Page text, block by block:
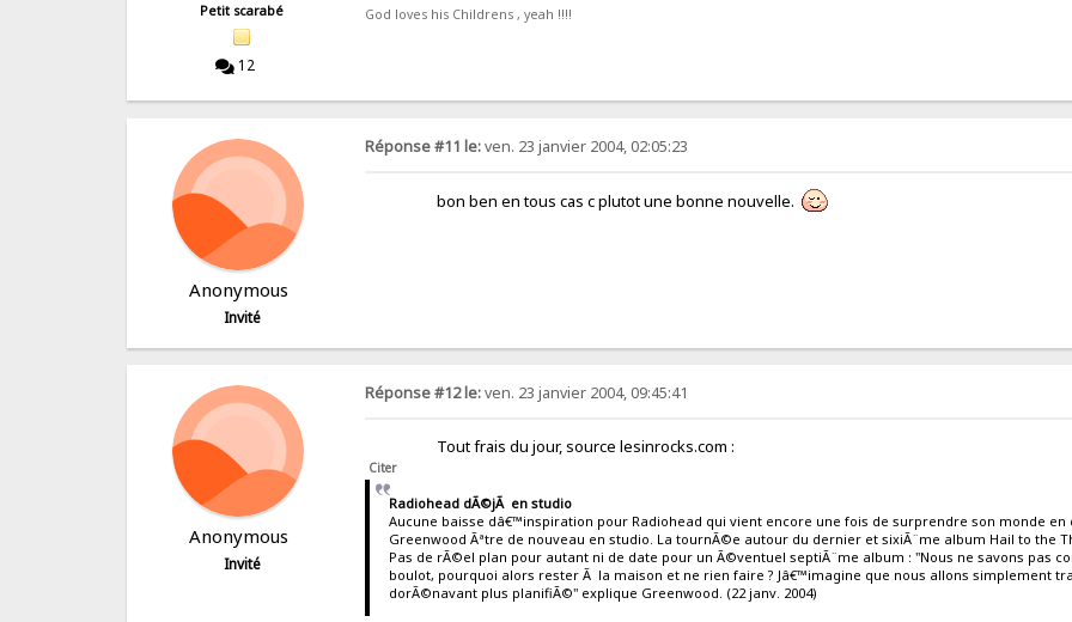
Petit scarabé
12
God loves his Childrens , yeah !!!!
Anonymous
Invité
Réponse #11 le:ven. 23 janvier 2004, 02:05:23
bon ben en tous cas c plutot une bonne nouvelle.
Anonymous
Invité
Réponse #12 le:ven. 23 janvier 2004, 09:45:41
Tout frais du jour, source lesinrocks.com :
Citer
Radiohead dÃ©jÃ en studio
Aucune baisse dâ€™inspiration pour Radiohead qui vient encore une fois de surprendre son monde
Greenwood Ãªtre de nouveau en studio. La tournÃ©e autour du dernier et sixiÃ¨me album Hail to the
Pas de rÃ©el plan pour autant ni de date pour un Ã©ventuel septiÃ¨me album : "Nous ne savons pas
boulot, pourquoi alors rester Ã la maison et ne rien faire ? Jâ€™imagine que nous allons simplement
dorÃ©navant plus planifiÃ©" explique Greenwood. (22 janv. 2004)